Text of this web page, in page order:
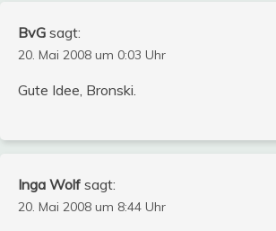
BvG sagt:
20. Mai 2008 um 0:03 Uhr
Gute Idee, Bronski.
Inga Wolf sagt:
20. Mai 2008 um 8:44 Uhr